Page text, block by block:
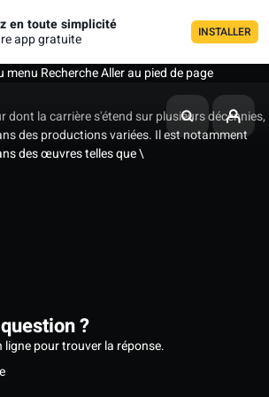
en toute simplicité
app gratuite
INSTALLER
menu RechercheAller au pied de page
dont la carrière s'étend sur plusieurs décennies,
des productions variées. Il est notamment
des œuvres telles que \
?
ligne pour trouver la réponse.